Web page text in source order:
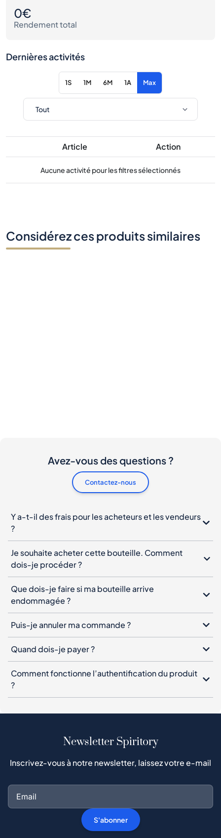
0€
Rendement total
Dernières activités
1S 1M 6M 1A Max
Article Action
Aucune activité pour les filtres sélectionnés
Considérez ces produits similaires
Avez-vous des questions ?
Contactez-nous
Y a-t-il des frais pour les acheteurs et les vendeurs
?
Je souhaite acheter cette bouteille. Comment
dois-je procéder ?
Que dois-je faire si ma bouteille arrive
endommagée ?
Puis-je annuler ma commande ?
Quand dois-je payer ?
Comment fonctionne l’authentification du produit
?
Newsletter Spiritory
Inscrivez-vous à notre newsletter, laissez votre e-mail
S'abonner